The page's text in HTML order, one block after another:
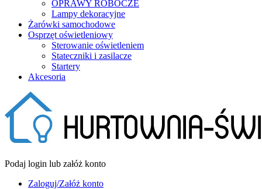
OPRAWY ROBOCZE
Lampy dekoracyjne
Żarówki samochodowe
Osprzęt oświetleniowy
Sterowanie oświetleniem
Stateczniki i zasilacze
Startery
Akcesoria
Podaj login lub załóż konto
Zaloguj/Załóż konto